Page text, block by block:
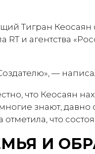
Тигран Кеосаян
RT и агентства
—
что Кеосаян
знают,
что
И